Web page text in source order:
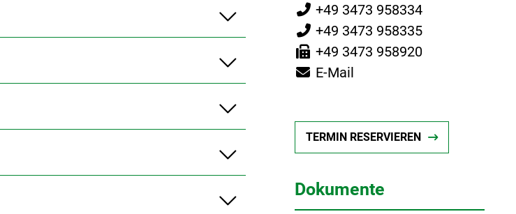
+49 3473 958334
+49 3473 958335
+49 3473 958920
E-Mail
TERMIN RESERVIEREN
Dokumente